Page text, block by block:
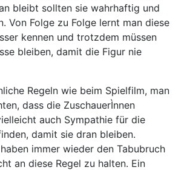
bleibt sollten sie wahrhaftig und
Von Folge zu Folge lernt man diese
kennen und trotzdem müssen
bleiben, damit die Figur nie
Regeln wie beim Spielfilm, man
dass die ZuschauerÌnnen
auch Sympathie für die
damit sie dran bleiben.
immer wieder den Tabubruch
an diese Regel zu halten. Ein